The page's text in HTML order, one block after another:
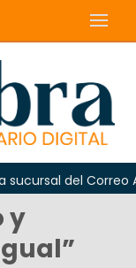
del Correo
y